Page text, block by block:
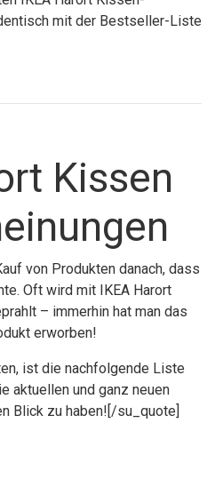
mit der Bestseller-Liste
Kissen
von Produkten danach, dass
Oft wird mit IKEA Harort
– immerhin hat man das
erworben!
ist die nachfolgende Liste
aktuellen und ganz neuen
Blick zu haben![/su_quote]